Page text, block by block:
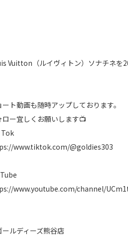
Vuitton（ルイヴィトン）ソナチネを
ート動画も随時アップしております。
ロー宜しくお願いします📺
www.tiktok.com/@goldies303
www.youtube.com/channel/
ルディーズ熊谷店